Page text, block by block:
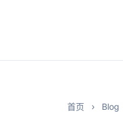
首页 › Blog